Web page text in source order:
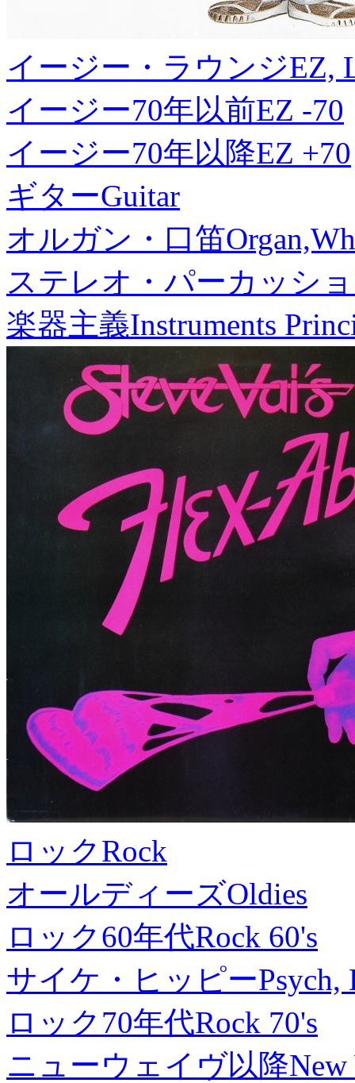
イージー・ラウンジEZ,
イージー70年以前EZ -70
イージー70年以降EZ +70
ギターGuitar
オルガン・口笛
ステレオ・パーカッシ
楽器主義Instruments
ロックRock
オールディーズOldies
ロック60年代Rock 60's
サイケ・ヒッピーPsych,
ロック70年代Rock 70's
ニューウェイヴ以降New